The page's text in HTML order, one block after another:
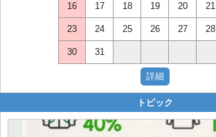
16 17 18 19 20 21
23 24 25 26 27 28
30 31
トピック